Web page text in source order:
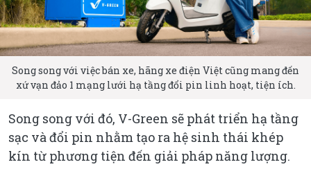
Song song với việc bán xe, hãng xe điện Việt cũng mang đến
xứ vạn đảo 1 mạng lưới hạ tầng đổi pin linh hoạt, tiện ích.
Song song với đó, V-Green sẽ phát triển hạ tầng
sạc và đổi pin nhằm tạo ra hệ sinh thái khép
kín từ phương tiện đến giải pháp năng lượng.